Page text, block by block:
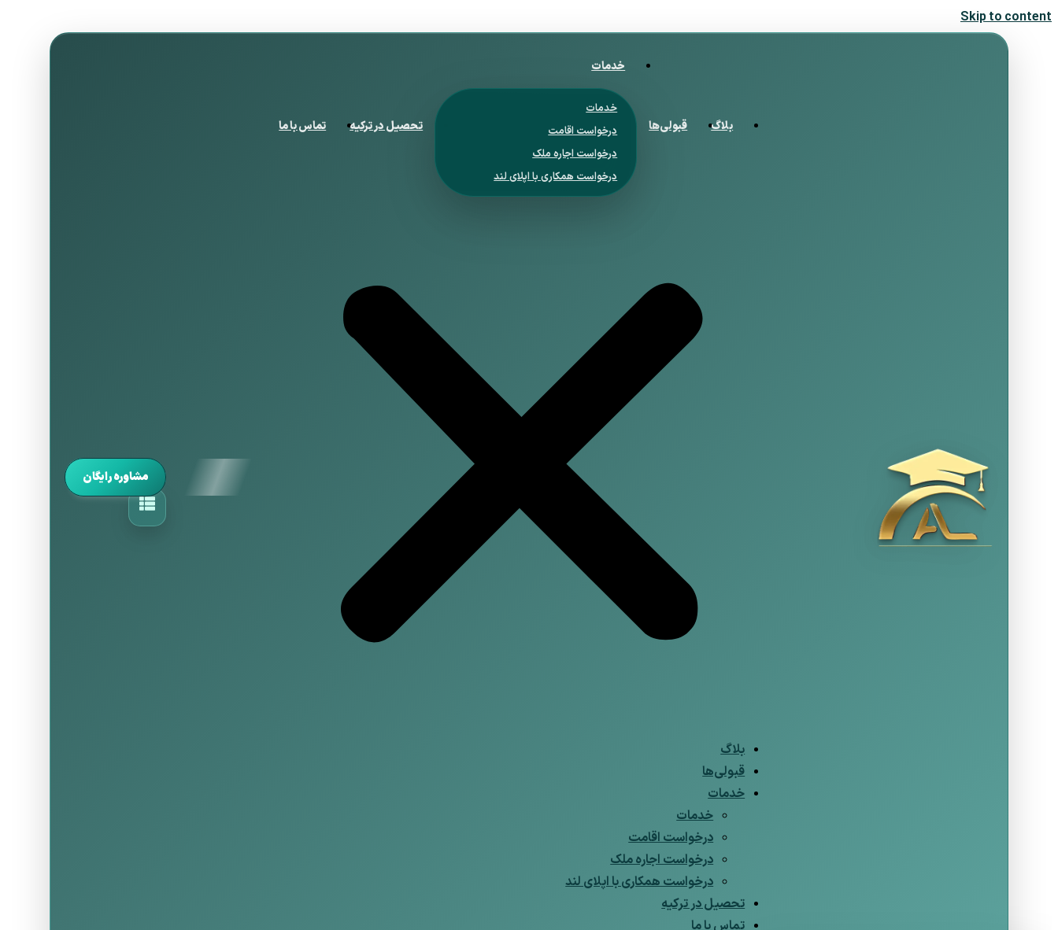
Skip to content
بلاگ قبولی‌ها
خدمات
خدمات
درخواست اقامت
درخواست اجاره ملک
درخواست همکاری با اپلای لند
تحصیل در ترکیه تماس با ما
بلاگ
قبولی‌ها
خدمات
خدمات
درخواست اقامت
درخواست اجاره ملک
درخواست همکاری با اپلای لند
تحصیل در ترکیه
تماس با ما
مشاوره رایگان